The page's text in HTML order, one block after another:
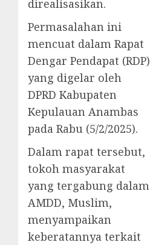
direalisasikan.
Permasalahan ini
mencuat dalam Rapat
Dengar Pendapat (RDP)
yang digelar oleh
DPRD Kabupaten
Kepulauan Anambas
pada Rabu (5/2/2025).
Dalam rapat tersebut,
tokoh masyarakat
yang tergabung dalam
AMDD, Muslim,
menyampaikan
keberatannya terkait